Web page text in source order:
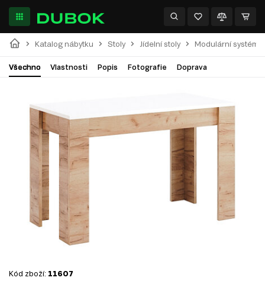
Katalog nábytku Stoly Jídelní stoly Modulární systém
Všechno Vlastnosti Popis Fotografie Doprava
Kód zboží: 11607